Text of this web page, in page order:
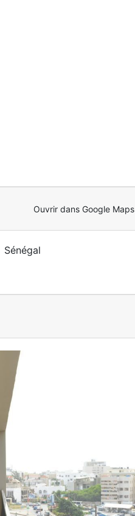
Ouvrir dans Google Maps
Sénégal